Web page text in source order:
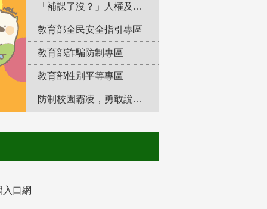
「補課了沒？」人權及轉型正義教育專區
教育部全民安全指引專區
教育部詐騙防制專區
教育部性別平等專區
防制校園霸凌，勇敢說出來！
入口網